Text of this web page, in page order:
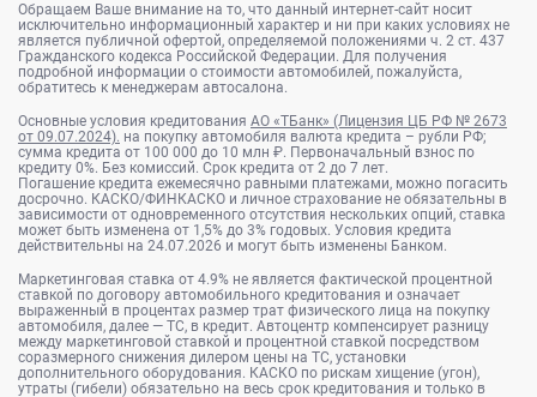
Обращаем Ваше внимание на то, что данный интернет-сайт носит
исключительно информационный характер и ни при каких условиях не
является публичной офертой, определяемой положениями ч. 2 ст. 437
Гражданского кодекса Российской Федерации. Для получения
подробной информации о стоимости автомобилей, пожалуйста,
обратитесь к менеджерам автосалона.
Основные условия кредитования АО «ТБанк» (Лицензия ЦБ РФ № 2673
от 09.07.2024). на покупку автомобиля валюта кредита – рубли РФ;
сумма кредита от 100 000 до 10 млн ₽. Первоначальный взнос по
кредиту 0%. Без комиссий. Срок кредита от 2 до 7 лет.
Погашение кредита ежемесячно равными платежами, можно погасить
досрочно. КАСКО/ФИНКАСКО и личное страхование не обязательны в
зависимости от одновременного отсутствия нескольких опций, ставка
может быть изменена от 1,5% до 3% годовых. Условия кредита
действительны на 24.07.2026 и могут быть изменены Банком.
Маркетинговая ставка от 4.9% не является фактической процентной
ставкой по договору автомобильного кредитования и означает
выраженный в процентах размер трат физического лица на покупку
автомобиля, далее — ТС, в кредит. Автоцентр компенсирует разницу
между маркетинговой ставкой и процентной ставкой посредством
соразмерного снижения дилером цены на ТС, установки
дополнительного оборудования. КАСКО по рискам хищение (угон),
утраты (гибели) обязательно на весь срок кредитования и только в